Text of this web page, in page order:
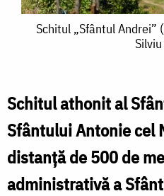
Schitul
(Serai)
–
Athos
/
Schitul „Sfântul Andrei”
Schitul athonit al
Sfântului Antonie cel
distanţă de 500 de
administrativă a